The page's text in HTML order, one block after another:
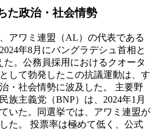
た政治・社会情勢
アワミ連盟（AL）の代表である
年8月にバングラデシュ首相と
た。公務員採用におけるクオータ
して勃発したこの抗議運動は、す
・社会情勢に波及した。 主要野
族主義党（BNP）は、2024年1月
いた。同選挙では、アワミ連盟が
た。 投票率は極めて低く、公式